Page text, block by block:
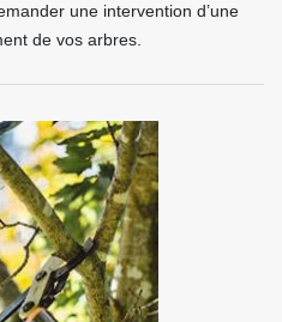
une intervention d’une
de vos arbres.